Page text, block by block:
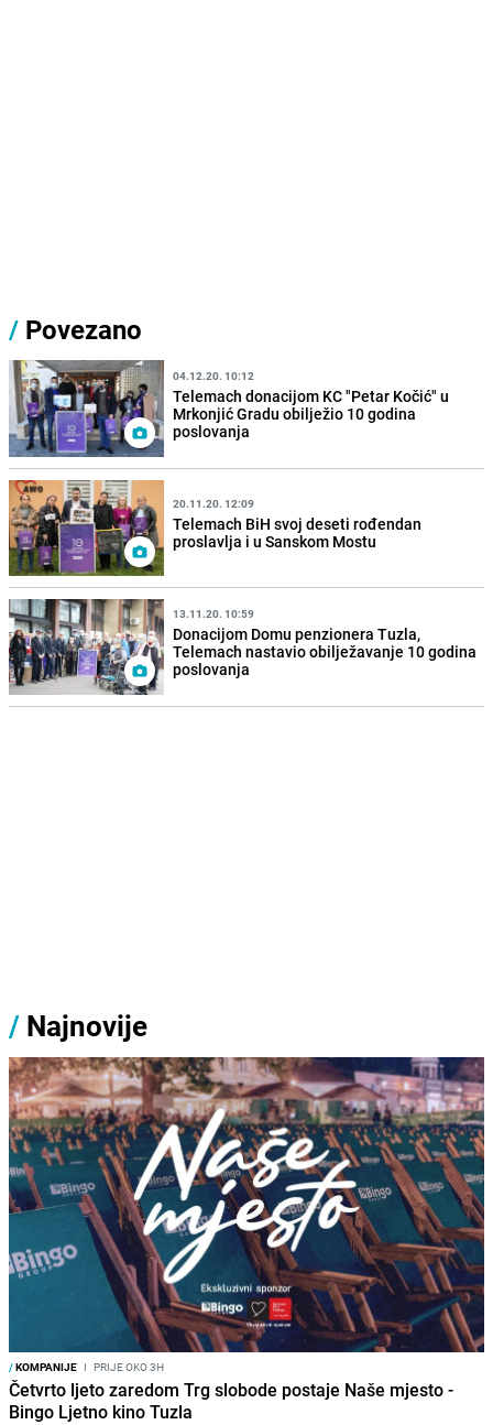
/ Povezano
04.12.20. 10:12
Telemach donacijom KC "Petar Kočić" u
Mrkonjić Gradu obilježio 10 godina
poslovanja
20.11.20. 12:09
Telemach BiH svoj deseti rođendan
proslavlja i u Sanskom Mostu
13.11.20. 10:59
Donacijom Domu penzionera Tuzla,
Telemach nastavio obilježavanje 10 godina
poslovanja
/ Najnovije
/KOMPANIJE I PRIJE OKO 3H
Četvrto ljeto zaredom Trg slobode postaje Naše mjesto -
Bingo Ljetno kino Tuzla